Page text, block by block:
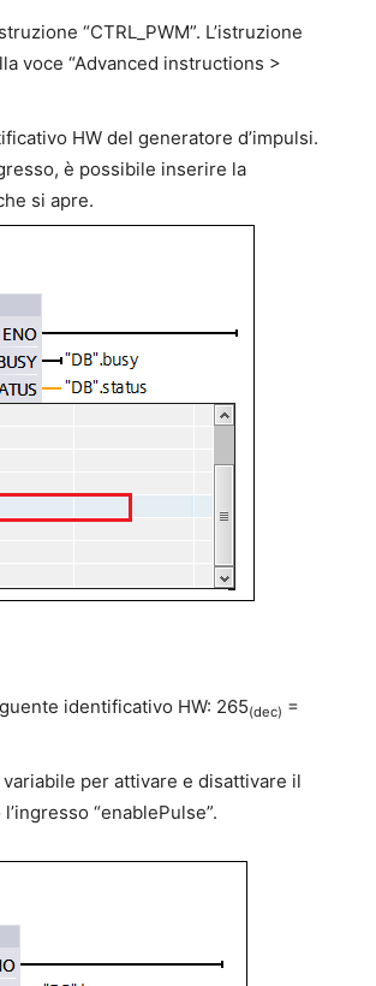
“CTRL_PWM”. L’istruzione
voce “Advanced instructions >
HW del generatore d’impulsi.
è possibile inserire la
si apre.
identificativo HW: 265(dec) =
variabile per attivare e disattivare il
“enablePulse”.